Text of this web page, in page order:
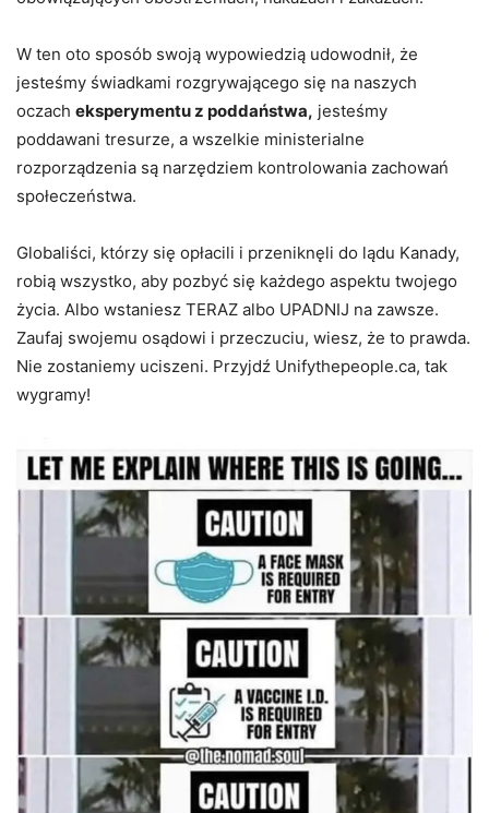
W ten oto sposób swoją wypowiedzią udowodnił, że
jesteśmy świadkami rozgrywającego się na naszych
oczach eksperymentu z poddaństwa, jesteśmy
poddawani tresurze, a wszelkie ministerialne
rozporządzenia są narzędziem kontrolowania zachowań
społeczeństwa.
Globaliści, którzy się opłacili i przeniknęli do lądu Kanady,
robią wszystko, aby pozbyć się każdego aspektu twojego
życia. Albo wstaniesz TERAZ albo UPADNIJ na zawsze.
Zaufaj swojemu osądowi i przeczuciu, wiesz, że to prawda.
Nie zostaniemy uciszeni. Przyjdź Unifythepeople.ca, tak
wygramy!